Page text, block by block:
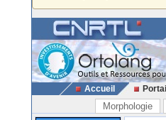
Accueil
Morphologie